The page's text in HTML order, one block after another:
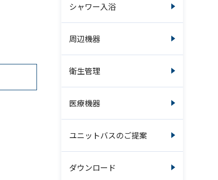
シャワー入浴
周辺機器
衛生管理
医療機器
ユニットバスのご提案
ダウンロード